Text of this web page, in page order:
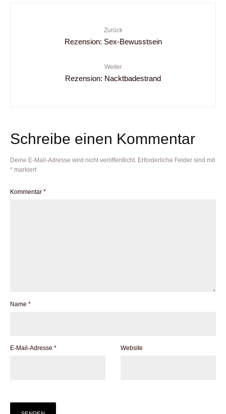
Zurück
Rezension: Sex-Bewusstsein
Weiter
Rezension: Nacktbadestrand
Schreibe einen Kommentar
Deine E-Mail-Adresse wird nicht veröffentlicht. Erforderliche Felder sind mit
* markiert
Kommentar *
Name *
E-Mail-Adresse * Website